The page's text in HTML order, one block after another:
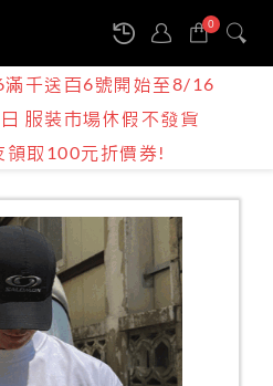
0
千送百6號開始至8/16
服裝市場休假不發貨
領取100元折價券!
| MEN 上衣
短袖
/ ALFA字母印花超大件短T / 2色